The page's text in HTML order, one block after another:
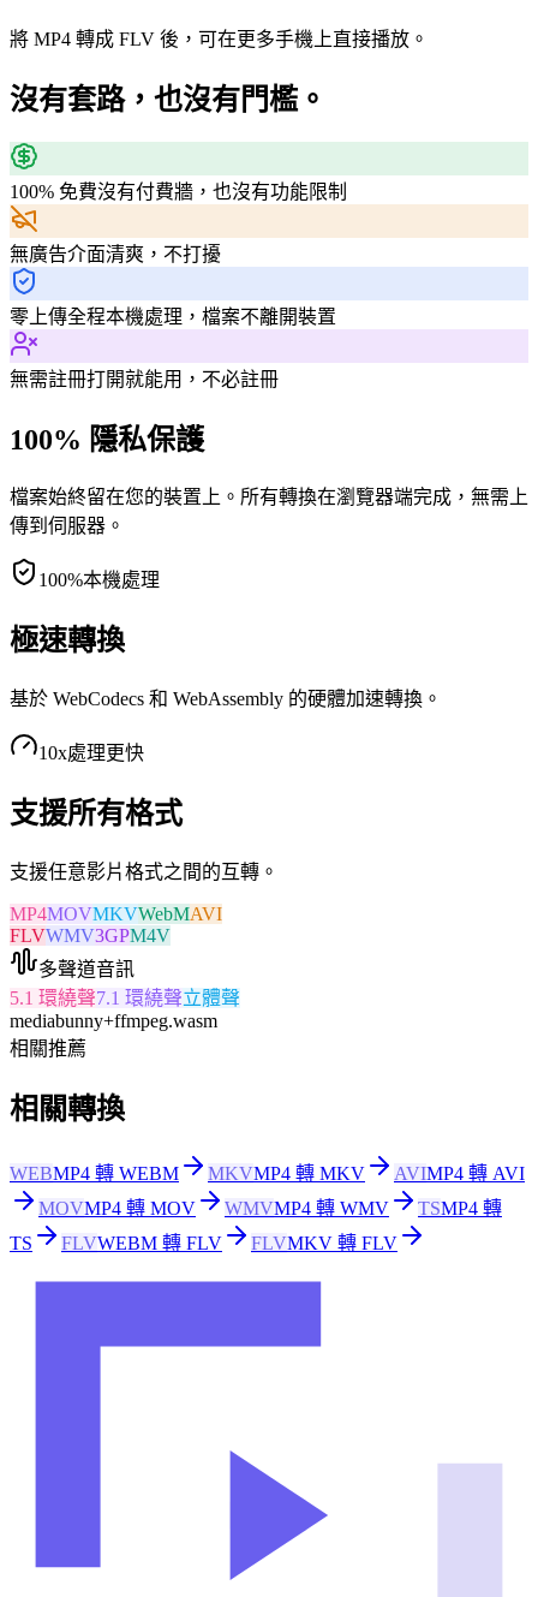
將 MP4 轉成 FLV 後，可在更多手機上直接播放。
沒有套路，也沒有門檻。
100% 免費沒有付費牆，也沒有功能限制
無廣告介面清爽，不打擾
零上傳全程本機處理，檔案不離開裝置
無需註冊打開就能用，不必註冊
100% 隱私保護
檔案始終留在您的裝置上。所有轉換在瀏覽器端完成，無需上
傳到伺服器。
100%本機處理
極速轉換
基於 WebCodecs 和 WebAssembly 的硬體加速轉換。
10x處理更快
支援所有格式
支援任意影片格式之間的互轉。
MP4MOVMKVWebMAVI
FLVWMV3GPM4V
多聲道音訊
5.1 環繞聲7.1 環繞聲立體聲
mediabunny+ffmpeg.wasm
相關推薦
相關轉換
WEBMP4 轉 WEBM MKVMP4 轉 MKV AVIMP4 轉 AVI
MOVMP4 轉 MOV WMVMP4 轉 WMV TSMP4 轉
TS
FLVWEBM 轉 FLV FLVMKV 轉 FLV